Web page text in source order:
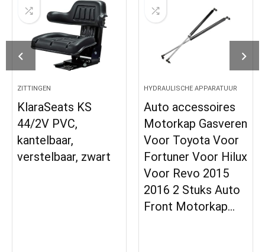
HYDRAULISCHE APPARATUUR
Auto accessoires
Motorkap Gasveren
Voor Toyota Voor
Fortuner Voor Hilux
BANDEN
Elektrische
scooterbanden, 8 1
/ 2×2 (50-134)
Innerlijke en
buitenste en
buitenste banden,
antislip en slijtvast…